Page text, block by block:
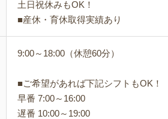
土日祝休みもOK！
■産休・育休取得実績あり
9:00～18:00（休憩60分）
■ご希望があれば下記シフトもOK！
早番 7:00～16:00
遅番 10:00～19:00